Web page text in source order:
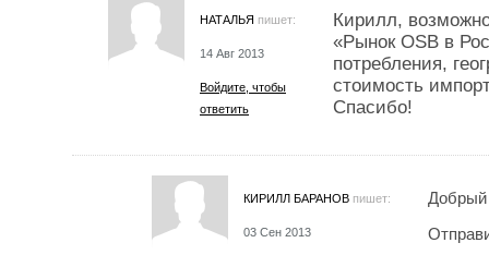
НАТАЛЬЯ пишет:
14 Авг 2013
Войдите, чтобы
ответить
Кирилл,
«Рынок OSB в
потребления,
стоимость
Спасибо!
КИРИЛЛ БАРАНОВ пишет:
03 Сен 2013
Добрый